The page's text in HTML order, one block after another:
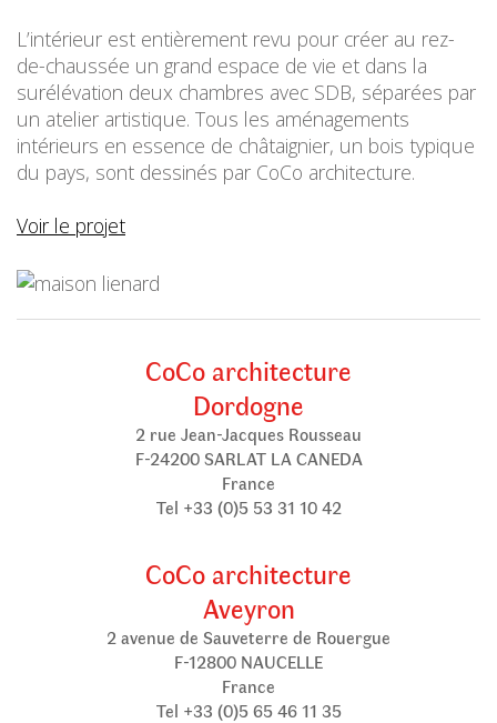
L’intérieur est entièrement revu pour créer au rez-
de-chaussée un grand espace de vie et dans la
surélévation deux chambres avec SDB, séparées par
un atelier artistique. Tous les aménagements
intérieurs en essence de châtaignier, un bois typique
du pays, sont dessinés par CoCo architecture.
Voir le projet
CoCo architecture
Dordogne
2 rue Jean-Jacques Rousseau
F-24200 SARLAT LA CANEDA
France
Tel +33 (0)5 53 31 10 42
CoCo architecture
Aveyron
2 avenue de Sauveterre de Rouergue
F-12800 NAUCELLE
France
Tel +33 (0)5 65 46 11 35